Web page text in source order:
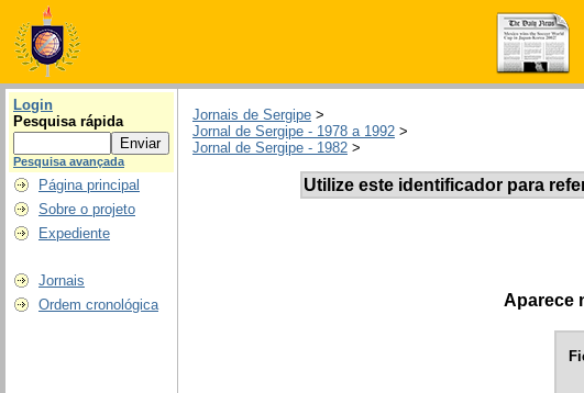
Login
Pesquisa rápida
Pesquisa avançada
Página principal
Sobre o projeto
Expediente
Jornais
Ordem cronológica
Jornais de Sergipe >
Jornal de Sergipe - 1978 a 1992 >
Jornal de Sergipe - 1982 >
Utilize este identificador para
Aparece